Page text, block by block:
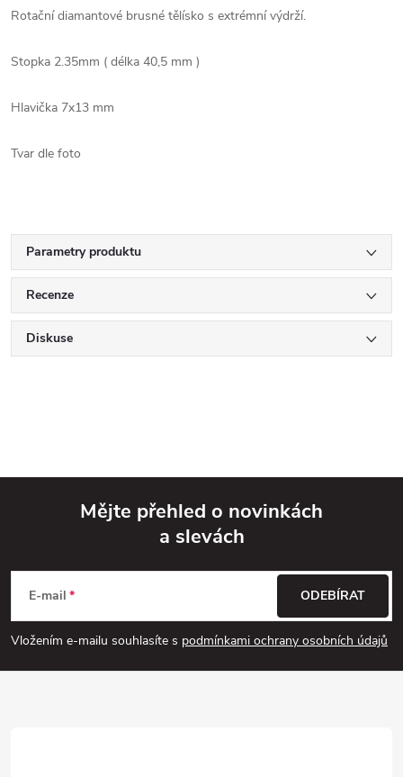
Rotační diamantové brusné tělísko s extrémní výdrží.
Stopka 2.35mm ( délka 40,5 mm )
Hlavička 7x13 mm
Tvar dle foto
Parametry produktu
Recenze
Diskuse
p
a
Mějte přehled o novinkách
a slevách
E-mail
Vložením e-mailu souhlasíte s podmínkami ochrany osobních údajů
ODEBÍRAT